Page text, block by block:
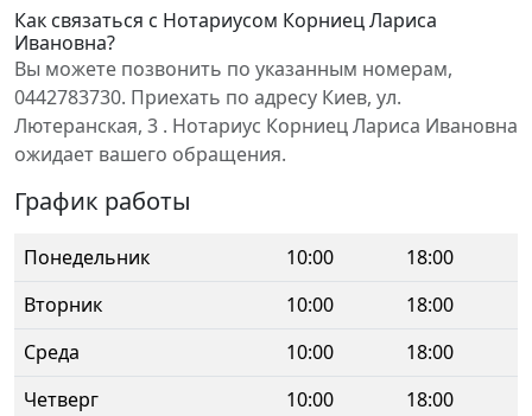
Как связаться с Нотариусом Корниец Лариса
Ивановна?
Вы можете позвонить по указанным номерам,
0442783730. Приехать по адресу Киев, ул.
Лютеранская, 3 . Нотариус Корниец Лариса Ивановна
ожидает вашего обращения.
График работы
Понедельник 10:00
18:00
Вторник
10:00
18:00
Среда
10:00
18:00
Четверг
10:00
18:00